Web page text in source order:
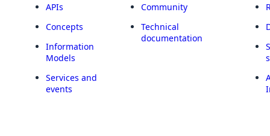
APIs
Concepts
Information
Models
Services and
events
Community
Technical
documentation